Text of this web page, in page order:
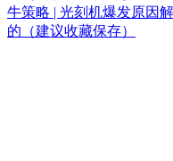
牛策略 | 光刻机爆发原因
的（建议收藏保存）